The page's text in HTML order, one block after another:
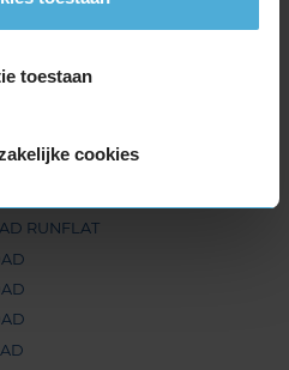
toestaan
cookies
RUNFLAT